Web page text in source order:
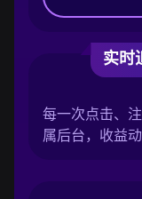
实时
每一次点击、
属后台，收益